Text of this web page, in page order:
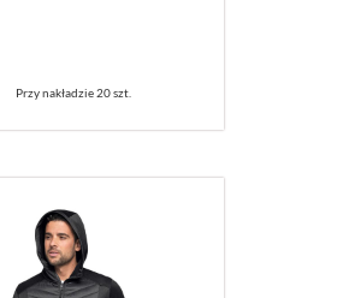
Przy nakładzie 20 szt.